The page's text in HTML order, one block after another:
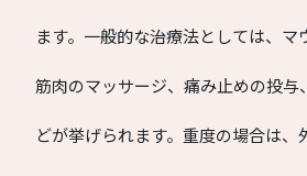
ます。一般的な治療法としては、マ
筋肉のマッサージ、痛み止めの投与
どが挙げられます。重度の場合は、